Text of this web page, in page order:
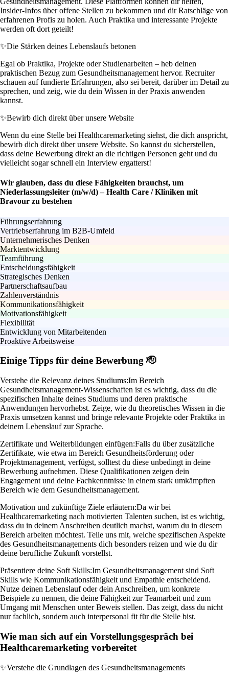
Insider-Infos über offene Stellen zu bekommen und dir Ratschläge von
erfahrenen Profis zu holen. Auch Praktika und interessante Projekte
werden oft dort geteilt!
✨Die Stärken deines Lebenslaufs betonen
Egal ob Praktika, Projekte oder Studienarbeiten – heb deinen
praktischen Bezug zum Gesundheitsmanagement hervor. Recruiter
schauen auf fundierte Erfahrungen, also sei bereit, darüber im Detail zu
sprechen, und zeig, wie du dein Wissen in der Praxis anwenden
kannst.
✨Bewirb dich direkt über unsere Website
Wenn du eine Stelle bei Healthcaremarketing siehst, die dich anspricht,
bewirb dich direkt über unsere Website. So kannst du sicherstellen,
dass deine Bewerbung direkt an die richtigen Personen geht und du
vielleicht sogar schnell ein Interview ergatterst!
Wir glauben, dass du diese Fähigkeiten brauchst, um
Niederlassungsleiter (m/w/d) – Health Care / Kliniken mit
Bravour zu bestehen
Führungserfahrung
Vertriebserfahrung im B2B-Umfeld
Unternehmerisches Denken
Marktentwicklung
Teamführung
Entscheidungsfähigkeit
Strategisches Denken
Partnerschaftsaufbau
Zahlenverständnis
Kommunikationsfähigkeit
Motivationsfähigkeit
Flexibilität
Entwicklung von Mitarbeitenden
Proaktive Arbeitsweise
Einige Tipps für deine Bewerbung 🫡
Verstehe die Relevanz deines Studiums:Im Bereich
Gesundheitsmanagement-Wissenschaften ist es wichtig, dass du die
spezifischen Inhalte deines Studiums und deren praktische
Anwendungen hervorhebst. Zeige, wie du theoretisches Wissen in die
Praxis umsetzen kannst und bringe relevante Projekte oder Praktika in
deinem Lebenslauf zur Sprache.
Zertifikate und Weiterbildungen einfügen:Falls du über zusätzliche
Zertifikate, wie etwa im Bereich Gesundheitsförderung oder
Projektmanagement, verfügst, solltest du diese unbedingt in deine
Bewerbung aufnehmen. Diese Qualifikationen zeigen dein
Engagement und deine Fachkenntnisse in einem stark umkämpften
Bereich wie dem Gesundheitsmanagement.
Motivation und zukünftige Ziele erläutern:Da wir bei
Healthcaremarketing nach motivierten Talenten suchen, ist es wichtig,
dass du in deinem Anschreiben deutlich machst, warum du in diesem
Bereich arbeiten möchtest. Teile uns mit, welche spezifischen Aspekte
des Gesundheitsmanagements dich besonders reizen und wie du dir
deine berufliche Zukunft vorstellst.
Präsentiere deine Soft Skills:Im Gesundheitsmanagement sind Soft
Skills wie Kommunikationsfähigkeit und Empathie entscheidend.
Nutze deinen Lebenslauf oder dein Anschreiben, um konkrete
Beispiele zu nennen, die deine Fähigkeit zur Teamarbeit und zum
Umgang mit Menschen unter Beweis stellen. Das zeigt, dass du nicht
nur fachlich, sondern auch interpersonal fit für die Stelle bist.
Wie man sich auf ein Vorstellungsgespräch bei
Healthcaremarketing vorbereitet
✨Verstehe die Grundlagen des Gesundheitsmanagements